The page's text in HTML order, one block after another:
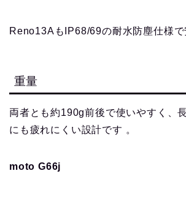
Reno13AもIP68/69の耐水防塵仕様で
重量
両者とも約190g前後で使いやすく、
にも疲れにくい設計です 。
moto G66j